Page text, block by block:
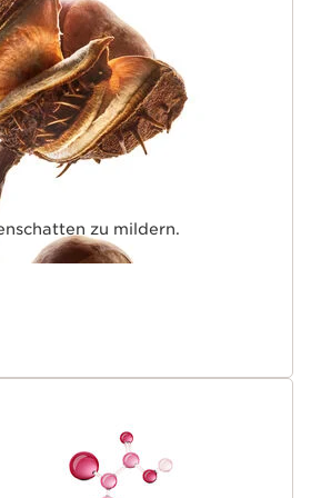
einer Lebenszyklusanalyse
Das Refill kann nicht alleine
zu mildern.